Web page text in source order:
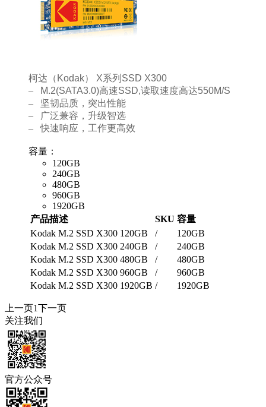
柯达（ Kodak） X系列 SSD X300
– M.2(SATA3.0)高速SSD,读取速度高达550M/S
–
坚韧品质，突出性能
–
广泛兼容，升级智选
–
快速响应，工作更高效
容量：
120GB
240GB
480GB
960GB
1920GB
产品描述
SKU 容量
Kodak M.2 SSD X300 120GB
/
120GB
Kodak M.2 SSD X300 240GB
/
240GB
Kodak M.2 SSD X300 480GB
/
480GB
Kodak M.2 SSD X300 960GB
/
960GB
Kodak M.2 SSD X300 1920GB / 1920GB
上一页1下一页
关注我们
官方公众号